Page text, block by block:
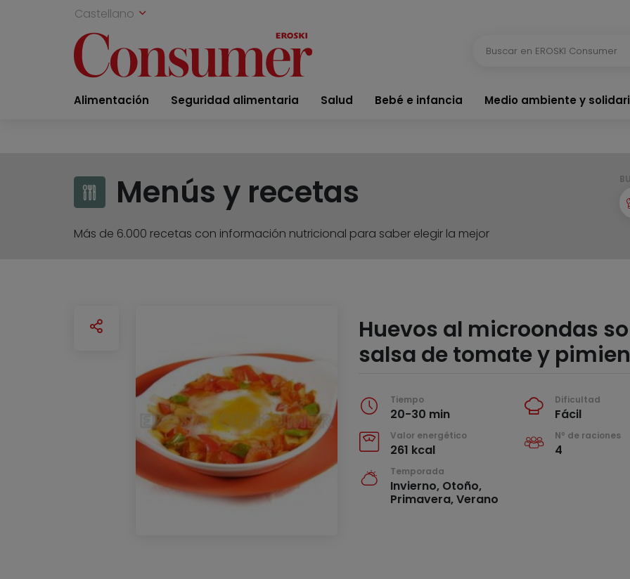
Castellano
Alimentación Seguridad alimentaria Salud Bebé e infancia Medio ambiente y
Menús y recetas
Más de 6.000 recetas con información nutricional para saber elegir la mejor
Huevos al microondas
salsa de tomate y
Tiempo
20-30 min
Dificultad
Fácil
Valor energético
261 kcal
Nº de raciones
4
Temporada
Invierno, Otoño,
Primavera, Verano